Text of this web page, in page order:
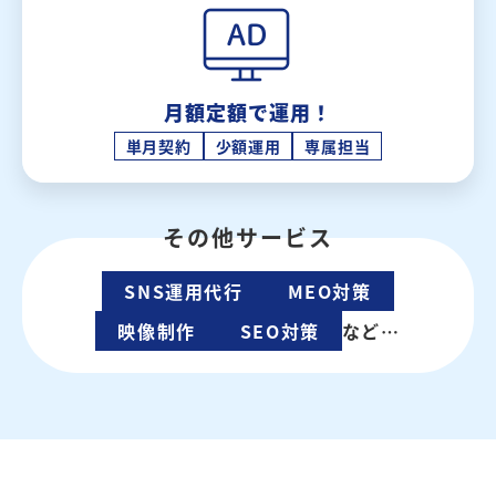
月額定額で運用！
単月契約 少額運用 専属担当
その他サービス
SNS運用代行
MEO対策
映像制作
SEO対策 など…